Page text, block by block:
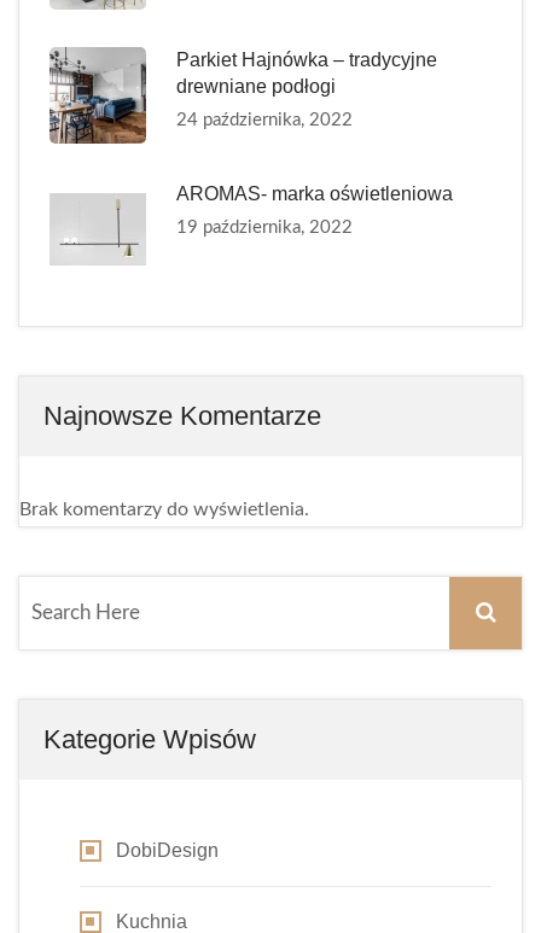
Parkiet Hajnówka – tradycyjne
drewniane podłogi
24 października, 2022
AROMAS- marka oświetleniowa
19 października, 2022
Najnowsze Komentarze
Brak komentarzy do wyświetlenia.
Kategorie Wpisów
DobiDesign
Kuchnia